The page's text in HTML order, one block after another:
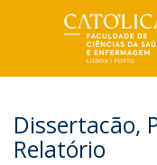
Dissertacão,
Relatório